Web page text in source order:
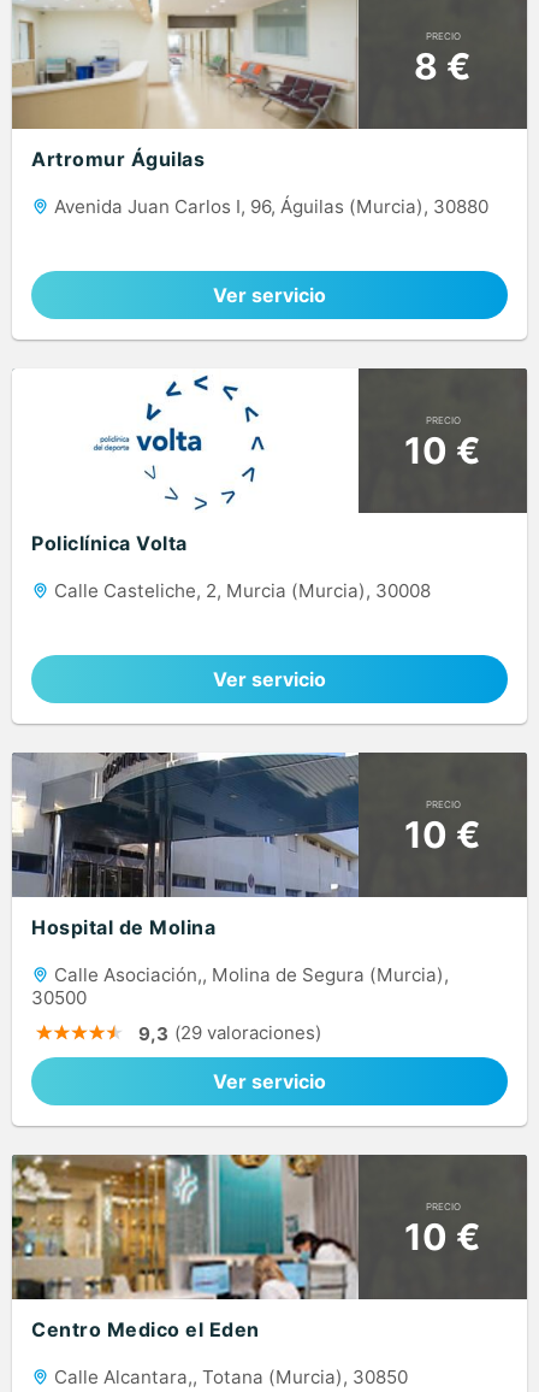
PRECIO
8 €
Artromur Águilas
Avenida Juan Carlos I, 96, Águilas (Murcia), 30880
Ver servicio
PRECIO
10 €
Policlínica Volta
Calle Casteliche, 2, Murcia (Murcia), 30008
Ver servicio
PRECIO
10 €
Hospital de Molina
Calle Asociación,, Molina de Segura (Murcia),
30500
9,3 (29 valoraciones)
Ver servicio
PRECIO
10 €
Centro Medico el Eden
Calle Alcantara,, Totana (Murcia), 30850